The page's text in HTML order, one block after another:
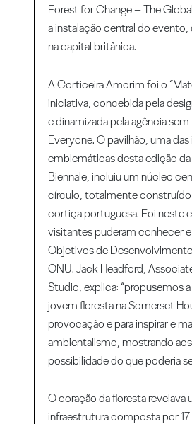
Forest for Change – The
a instalação central do
na capital britânica.
A Corticeira Amorim foi o
iniciativa, concebida pela
e dinamizada pela agência
Everyone. O pavilhão, uma
emblemáticas desta edição
Biennale, incluiu um núcleo
círculo, totalmente
cortiça portuguesa. Foi neste
visitantes puderam conhecer
Objetivos de
ONU. Jack Headford,
Studio, explica: “propusemos
jovem floresta na Somerset
provocação e para inspirar e
ambientalismo, mostrando
possibilidade do que poderia
O coração da floresta revelava
infraestrutura composta por